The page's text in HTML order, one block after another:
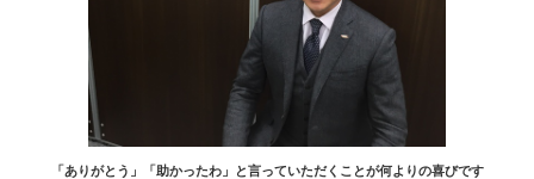
「ありがとう」「助かったわ」と言っていただくことが何よりの喜びです